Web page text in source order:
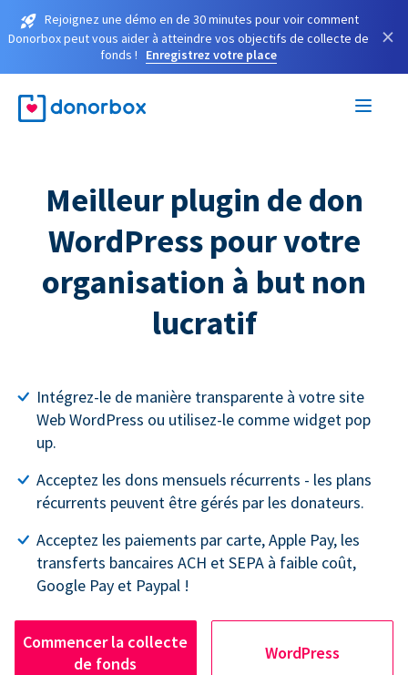
Rejoignez une démo en de 30 minutes pour voir comment
Donorbox peut vous aider à atteindre vos objectifs de collecte de
fonds !
Enregistrez votre place
×
Meilleur plugin de don
WordPress pour votre
organisation à but non
lucratif
Intégrez-le de manière transparente à votre site
Web WordPress ou utilisez-le comme widget pop
up.
Acceptez les dons mensuels récurrents - les plans
récurrents peuvent être gérés par les donateurs.
Acceptez les paiements par carte, Apple Pay, les
transferts bancaires ACH et SEPA à faible coût,
Google Pay et Paypal !
Commencer la collecte
de fonds
WordPress